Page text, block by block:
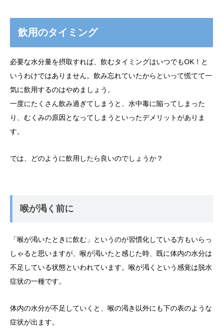
飲用のタイミング
必要な水分量を摂取すれば、飲むタイミングはいつでもOK！と
いうわけではありません。飲み忘れていたからといって慌てて一
気に飲用するのはやめましょう。
一度にたくさん飲み過ぎてしまうと、水中毒に陥ってしまった
り、むくみの原因となってしまうといったデメリットがありま
す。
では、どのように飲用したら良いのでしょうか？
喉が渇く前に
「喉が渇いたときに飲む」というのが習慣化している方もいらっ
しゃると思いますが、喉が渇いたと感じた時、既に体内の水分は
不足している状態といわれています。喉が渇くという感覚は脱水
症状の一種です。
体内の水分が不足していくと、喉の渇き以外にも下の表のような
症状が出ます。